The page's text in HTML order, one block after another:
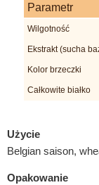
Parametr
Wilgotność
Ekstrakt (sucha
Kolor brzeczki
Całkowite białko
Użycie
Belgian saison,
Opakowanie